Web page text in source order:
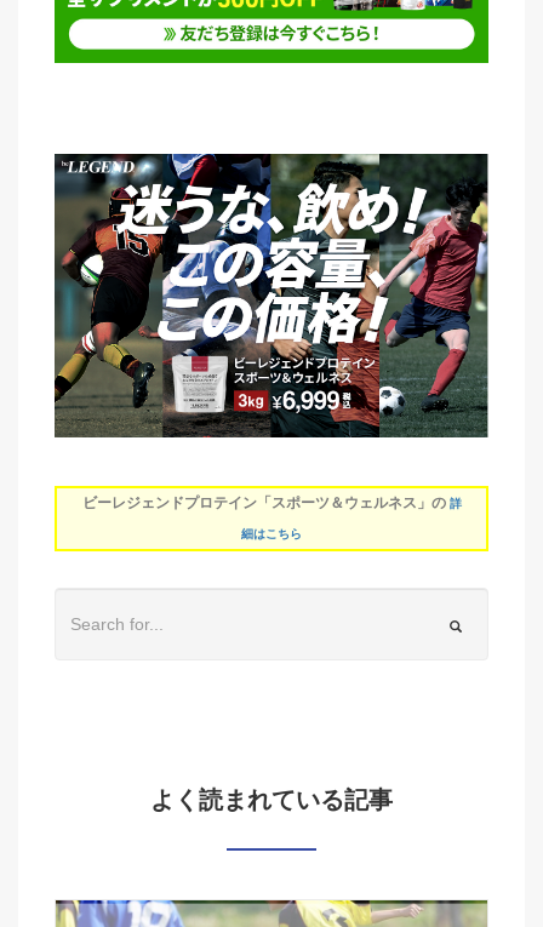
ビーレジェンドプロテイン「スポーツ＆ウェルネス」の 詳
細はこちら
よく読まれている記事